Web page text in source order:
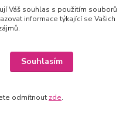
rukávu: 54cm
Váš souhlas s použitím souborů
informace týkající se Vašich
Souhlasím
odmítnout zde.